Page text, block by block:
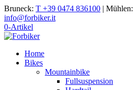
Bruneck: T +39 0474 836100 | Mühlen:
info@forbiker.it
0-Artikel
Home
Bikes
Mountainbike
Fullsuspension